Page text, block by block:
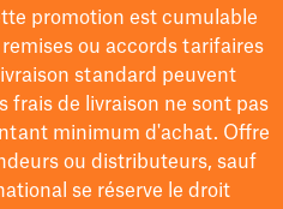
promotion est cumulable
ou accords tarifaires
standard peuvent
frais de livraison ne sont pas
minimum d'achat. Offre
ou distributeurs, sauf
se réserve le droit